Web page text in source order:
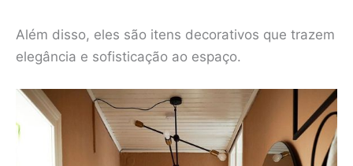
Além disso, eles são itens decorativos que trazem
elegância e sofisticação ao espaço.